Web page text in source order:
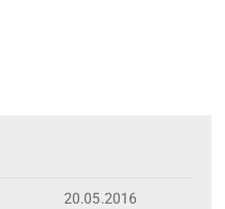
20.05.2016